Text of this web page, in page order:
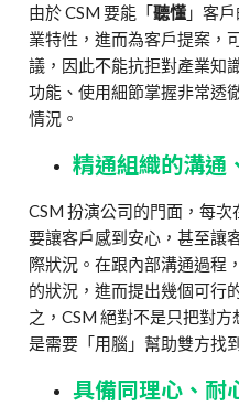
由於 CSM 要能「聽懂 」客
業特性，進而為客戶提案，
議，因此不能抗拒對產業知
功能、使用細節掌握非常透
情況。
精通組織的溝通
CSM 扮演公司的門面，每
要讓客戶感到安心，甚至讓
際狀況。在跟內部溝通過程
的狀況，進而提出幾個可行
之，CSM 絕對不是只把對
是需要「用腦」幫助雙方找
具備同理心、耐